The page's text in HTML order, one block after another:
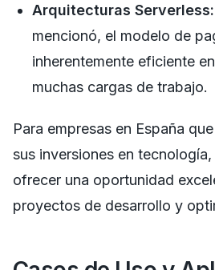
Arquitecturas Serverless:
mencionó, el modelo de
inherentemente eficiente
muchas cargas de trabajo.
Para empresas en España
sus inversiones en tecnología,
ofrecer una oportunidad
proyectos de desarrollo y